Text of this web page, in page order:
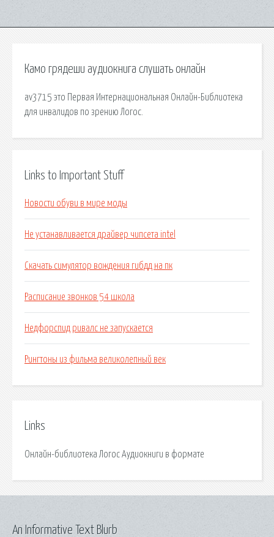
Камо грядеши аудиокнига слушать онлайн
av3715 это Первая Интернациональная Онлайн-Библиотека
для инвалидов по зрению Логос.
Links to Important Stuff
Новости обуви в мире моды
Не устанавливается драйвер чипсета intel
Скачать симулятор вождения гибдд на пк
Расписание звонков 54 школа
Недфорспид ривалс не запускается
Рингтоны из фильма великолепный век
Links
Онлайн-библиотека Логос Аудиокниги в формате
An Informative Text Blurb